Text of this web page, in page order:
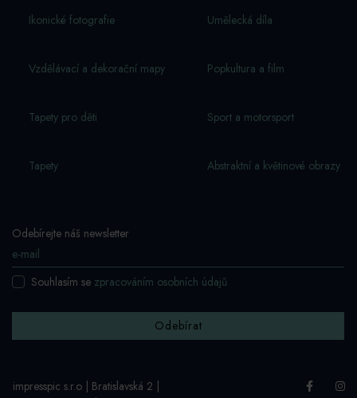
Ikonické fotografie Umělecká díla
Vzdělávací a dekorační mapy Popkultura a film
Tapety pro děti Sport a motorsport
Tapety Abstraktní a květinové obrazy
Odebírejte náš newsletter
Souhlasím se zpracováním osobních údajů
Odebírat
impresspic s.r.o | Bratislavská 2 |